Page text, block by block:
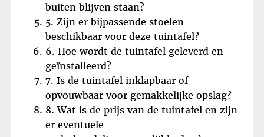
buiten blijven staan?
5. Zijn er bijpassende stoelen
beschikbaar voor deze tuintafel?
6. Hoe wordt de tuintafel geleverd en
geïnstalleerd?
7. Is de tuintafel inklapbaar of
opvouwbaar voor gemakkelijke opslag?
8. Wat is de prijs van de tuintafel en zijn
er eventuele